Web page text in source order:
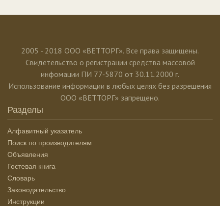
2005 - 2018 ООО «ВЕТТОРГ». Все права защищены.
Свидетельство о регистрации средства массовой
инфомации ПИ 77-5870 от 30.11.2000 г.
Использование информации в любых целях без разрешения
ООО «ВЕТТОРГ» запрещено.
Разделы
Алфавитный указатель
Поиск по производителям
Объявления
Гостевая книга
Словарь
Законодательство
Инструкции